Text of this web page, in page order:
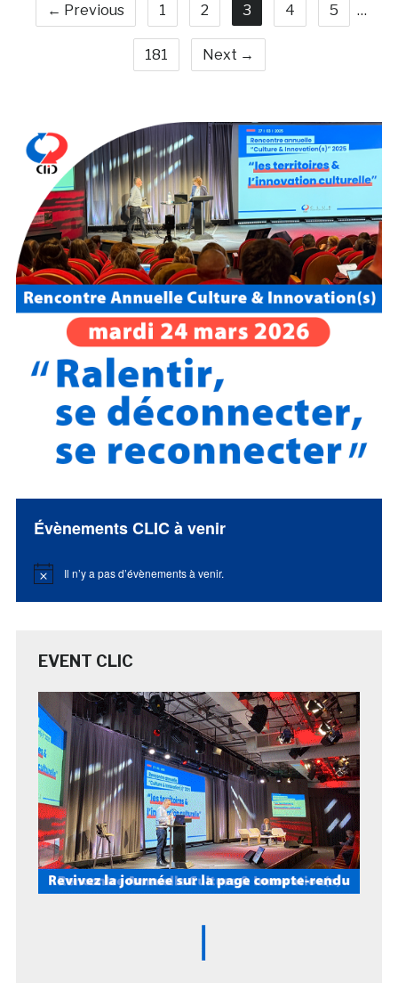
← Previous 1 2 3 4 5 …
181 Next →
Évènements CLIC à venir
Notice Il n’y a pas d’évènements à venir.
EVENT CLIC